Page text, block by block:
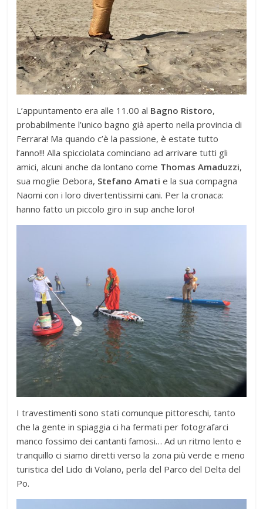
L’appuntamento era alle 11.00 al Bagno Ristoro,
probabilmente l’unico bagno già aperto nella provincia di
Ferrara! Ma quando c’è la passione, è estate tutto
l’anno!!! Alla spicciolata cominciano ad arrivare tutti gli
amici, alcuni anche da lontano come Thomas Amaduzzi,
sua moglie Debora, Stefano Amati e la sua compagna
Naomi con i loro divertentissimi cani. Per la cronaca:
hanno fatto un piccolo giro in sup anche loro!
I travestimenti sono stati comunque pittoreschi, tanto
che la gente in spiaggia ci ha fermati per fotografarci
manco fossimo dei cantanti famosi… Ad un ritmo lento e
tranquillo ci siamo diretti verso la zona più verde e meno
turistica del Lido di Volano, perla del Parco del Delta del
Po.